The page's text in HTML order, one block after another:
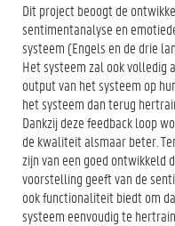
Dit project beoogt de
sentimentanalyse en
systeem (Engels en de drie
Het systeem zal ook volledig
output van het systeem op
het systeem dan terug
Dankzij deze feedback loop
de kwaliteit alsmaar beter.
zijn van een goed ontwikkeld
voorstelling geeft van de
ook functionaliteit biedt om
systeem eenvoudig te